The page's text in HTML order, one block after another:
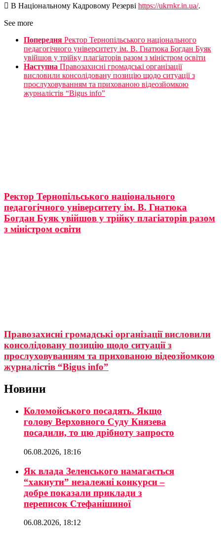
 В Національному Кадровому Резерві https://ukrnkr.in.ua/.
See more
Попередня Ректор Тернопільського національного
педагогічного університету ім. В. Гнатюка Богдан Буяк
увійшов у трійку плагіаторів разом з міністром освіти
Наступна Правозахисні громадські організації
висловили консолідовану позицію щодо ситуації з
прослуховуванням та прихованою відеозйомкою
журналістів “Bigus info”
Ректор Тернопільського національного
педагогічного університету ім. В. Гнатюка
Богдан Буяк увійшов у трійку плагіаторів разом
з міністром освіти
Правозахисні громадські організації висловили
консолідовану позицію щодо ситуації з
прослуховуванням та прихованою відеозйомкою
журналістів “Bigus info”
Новини
Коломойського посадять. Якщо
голову Верховного Суду Князева
посадили, то цю дрібноту запросто
06.08.2026, 18:16
Як влада Зеленського намагається
“хакнути” незалежні конкурси –
добре показали приклади з
переписок Стефанішиної
06.08.2026, 18:12